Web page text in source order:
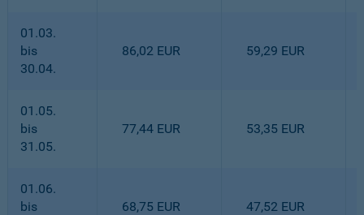
01.03.
bis
30.04.
86,02 EUR 59,29 EUR
01.05.
bis
31.05.
77,44 EUR 53,35 EUR
01.06.
bis
68,75 EUR 47,52 EUR